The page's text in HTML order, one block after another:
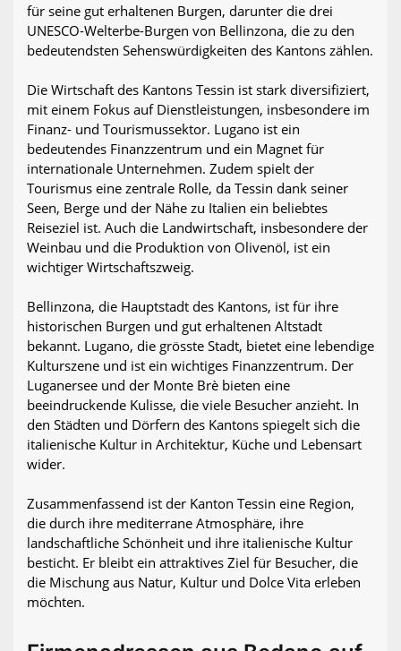
für seine gut erhaltenen Burgen, darunter die drei
UNESCO-Welterbe-Burgen von Bellinzona, die zu den
bedeutendsten Sehenswürdigkeiten des Kantons zählen.
Die Wirtschaft des Kantons Tessin ist stark diversifiziert,
mit einem Fokus auf Dienstleistungen, insbesondere im
Finanz- und Tourismussektor. Lugano ist ein
bedeutendes Finanzzentrum und ein Magnet für
internationale Unternehmen. Zudem spielt der
Tourismus eine zentrale Rolle, da Tessin dank seiner
Seen, Berge und der Nähe zu Italien ein beliebtes
Reiseziel ist. Auch die Landwirtschaft, insbesondere der
Weinbau und die Produktion von Olivenöl, ist ein
wichtiger Wirtschaftszweig.
Bellinzona, die Hauptstadt des Kantons, ist für ihre
historischen Burgen und gut erhaltenen Altstadt
bekannt. Lugano, die grösste Stadt, bietet eine lebendige
Kulturszene und ist ein wichtiges Finanzzentrum. Der
Luganersee und der Monte Brè bieten eine
beeindruckende Kulisse, die viele Besucher anzieht. In
den Städten und Dörfern des Kantons spiegelt sich die
italienische Kultur in Architektur, Küche und Lebensart
wider.
Zusammenfassend ist der Kanton Tessin eine Region,
die durch ihre mediterrane Atmosphäre, ihre
landschaftliche Schönheit und ihre italienische Kultur
besticht. Er bleibt ein attraktives Ziel für Besucher, die
die Mischung aus Natur, Kultur und Dolce Vita erleben
möchten.